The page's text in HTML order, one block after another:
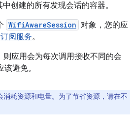
创建的所有发现会话的容器。
WifiAwareSession 对象，您的应
订阅服务。
则应用会为每次调用接收不同的会
避免。
耗资源和电量。为了节省资源，请在不